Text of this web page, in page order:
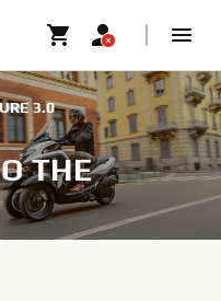
3.0
THE